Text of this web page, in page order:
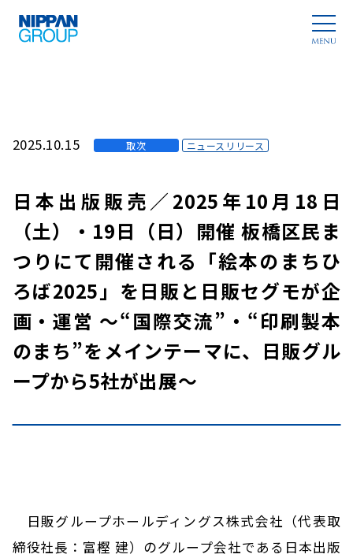
2025.10.15 取次 ニュースリリース
日本出版販売／2025年10月18日
（土）・19日（日）開催 板橋区民ま
つりにて開催される「絵本のまちひ
ろば2025」を日販と日販セグモが企
画・運営 ～“国際交流”・“印刷製本
のまち”をメインテーマに、日販グル
ープから5社が出展～
日販グループホールディングス株式会社（代表取
締役社長：富樫 建）のグループ会社である日本出版